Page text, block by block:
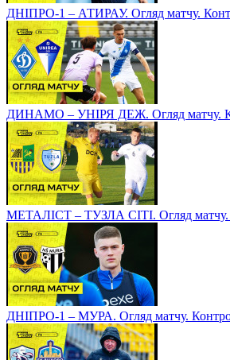
ДНІПРО-1 – АТИРАУ. Огляд матчу.
ДИНАМО – УНІРЯ ДЕЖ. Огляд матчу.
МЕТАЛІСТ – ТУЗЛА СІТІ. Огляд матчу.
ДНІПРО-1 – МУРА. Огляд матчу.